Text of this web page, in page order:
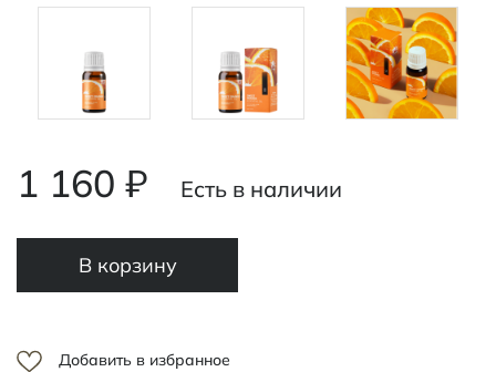
1 160 ₽ Есть в наличии
В корзину
Добавить в избранное